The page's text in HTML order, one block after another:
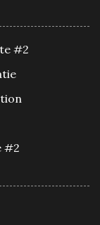
#2
#2